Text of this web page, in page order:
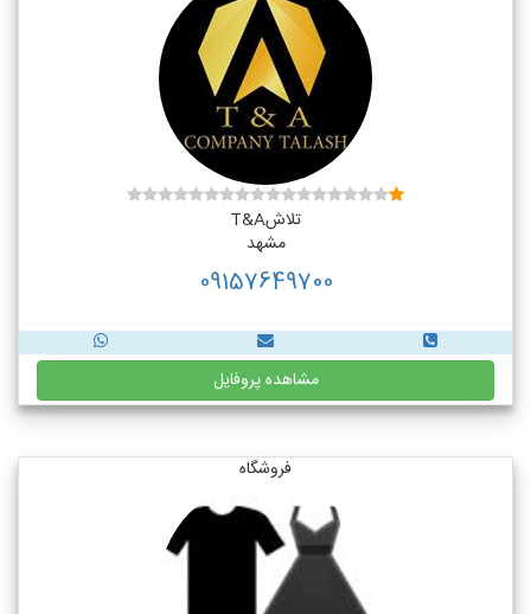
تلاشT&A
مشهد
09157649700
مشاهده پروفایل
فروشگاه